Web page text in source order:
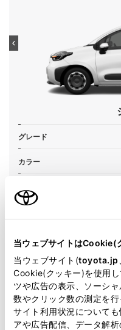
当ウェブサイトはCookie(
当ウェブサイト(toyota.jp
Cookie(クッキー)を使用
ツや広告の表示、ソーシ
数やクリック数の測定を
サイト利用状況について
アや広告配信、データ解
グレード
カラー
試乗予約
施設